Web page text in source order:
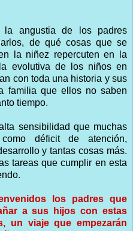
la angustia de los padres
de qué cosas que se
la niñez repercuten en la
evolutiva de los niños en
con toda una historia y sus
familia que ellos no saben
tiempo.
sensibilidad que muchas
déficit de atención,
y tantas cosas más.
tareas que cumplir en esta
los padres que
a sus hijos con estas
un viaje que empezarán